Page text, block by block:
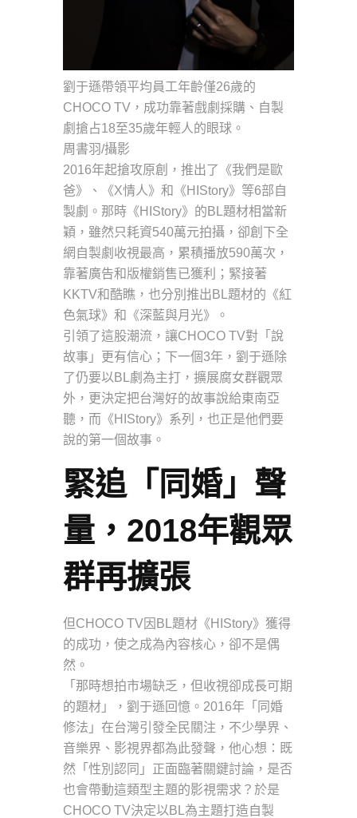
劉于遜帶領平均員工年齡僅26歲的
CHOCO TV，成功靠著戲劇採購、自製
劇搶占18至35歲年輕人的眼球。
周書羽/攝影
2016年起搶攻原創，推出了《我們是歐
爸》、《X情人》和《HIStory》等6部自
製劇。那時《HIStory》的BL題材相當新
穎，雖然只耗資540萬元拍攝，卻創下全
網自製劇收視最高，累積播放590萬次，
靠著廣告和版權銷售已獲利；緊接著
KKTV和酷瞧，也分別推出BL題材的《紅
色氣球》和《深藍與月光》。
引領了這股潮流，讓CHOCO TV對「說
故事」更有信心；下一個3年，劉于遜除
了仍要以BL劇為主打，擴展腐女群觀眾
外，更決定把台灣好的故事說給東南亞
聽，而《HIStory》系列，也正是他們要
說的第一個故事。
緊追「同婚」聲
量，2018年觀眾
群再擴張
但CHOCO TV因BL題材《HIStory》獲得
的成功，使之成為內容核心，卻不是偶
然。
「那時想拍市場缺乏，但收視卻成長可期
的題材」，劉于遜回憶。2016年「同婚
修法」在台灣引發全民關注，不少學界、
音樂界、影視界都為此發聲，他心想：既
然「性別認同」正面臨著關鍵討論，是否
也會帶動這類型主題的影視需求？於是
CHOCO TV決定以BL為主題打造自製